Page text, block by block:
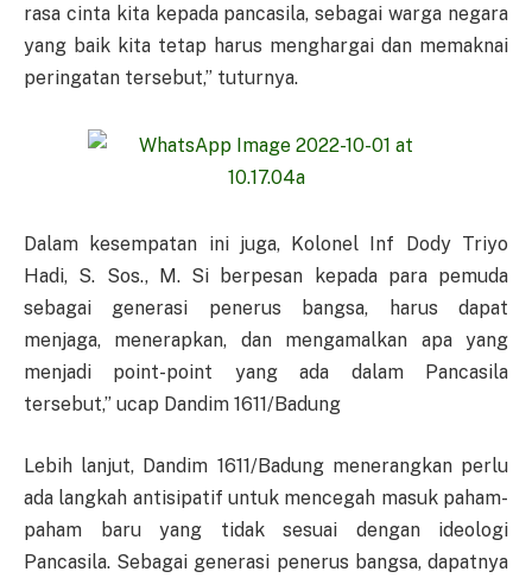
rasa cinta kita kepada pancasila, sebagai warga negara
yang baik kita tetap harus menghargai dan memaknai
peringatan tersebut,” tuturnya.
Dalam kesempatan ini juga, Kolonel Inf Dody Triyo
Hadi, S. Sos., M. Si berpesan kepada para pemuda
sebagai generasi penerus bangsa, harus dapat
menjaga, menerapkan, dan mengamalkan apa yang
menjadi point-point yang ada dalam Pancasila
tersebut,” ucap Dandim 1611/Badung
Lebih lanjut, Dandim 1611/Badung menerangkan perlu
ada langkah antisipatif untuk mencegah masuk paham-
paham baru yang tidak sesuai dengan ideologi
Pancasila. Sebagai generasi penerus bangsa, dapatnya